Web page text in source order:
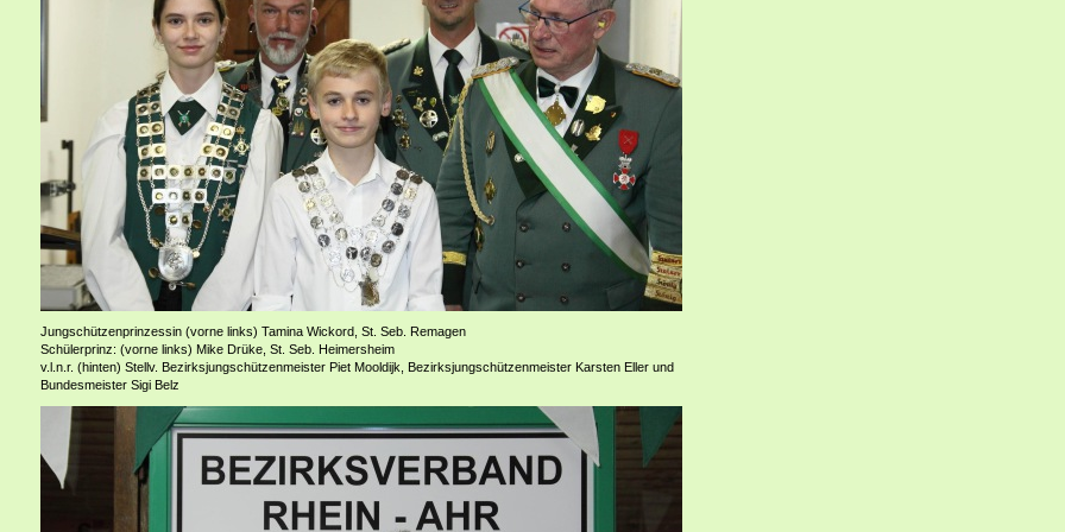
Jungschützenprinzessin (vorne links) Tamina Wickord, St. Seb. Remagen
Schülerprinz: (vorne links) Mike Drüke, St. Seb. Heimersheim
v.l.n.r. (hinten) Stellv. Bezirksjungschützenmeister Piet Mooldijk, Bezirksjungschützenmeister Karsten Eller und
Bundesmeister Sigi Belz